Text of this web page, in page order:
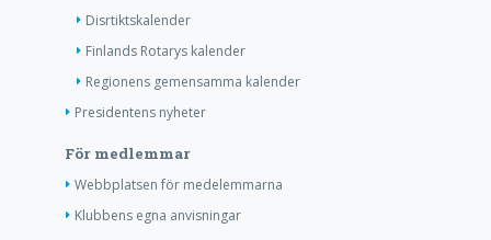
Disrtiktskalender
Finlands Rotarys kalender
Regionens gemensamma kalender
Presidentens nyheter
För medlemmar
Webbplatsen för medelemmarna
Klubbens egna anvisningar